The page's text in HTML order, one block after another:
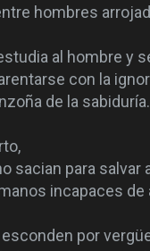
hombres
al hombre y
con la
de la sabiduría.
sacian para salvar
incapaces de
por